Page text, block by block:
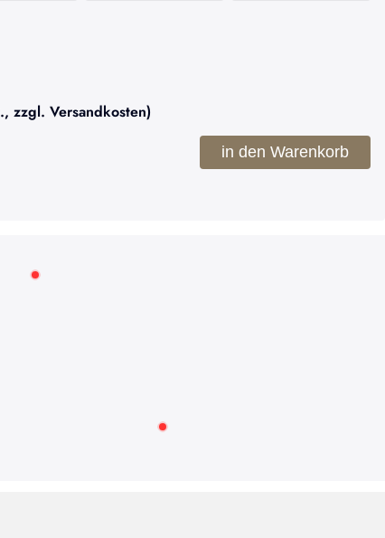
zzgl. Versandkosten)
in den Warenkorb